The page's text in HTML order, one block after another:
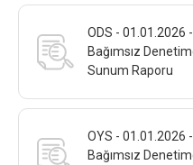
ODS - 01.01.2026
Bağımsız
Sunum Raporu
OYS - 01.01.2026
Bağımsız